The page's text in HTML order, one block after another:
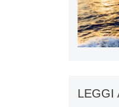
LEGGI